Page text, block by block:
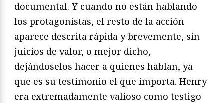
documental. Y cuando no están hablando
los protagonistas, el resto de la acción
aparece descrita rápida y brevemente, sin
juicios de valor, o mejor dicho,
dejándoselos hacer a quienes hablan, ya
que es su testimonio el que importa. Henry
era extremadamente valioso como testigo